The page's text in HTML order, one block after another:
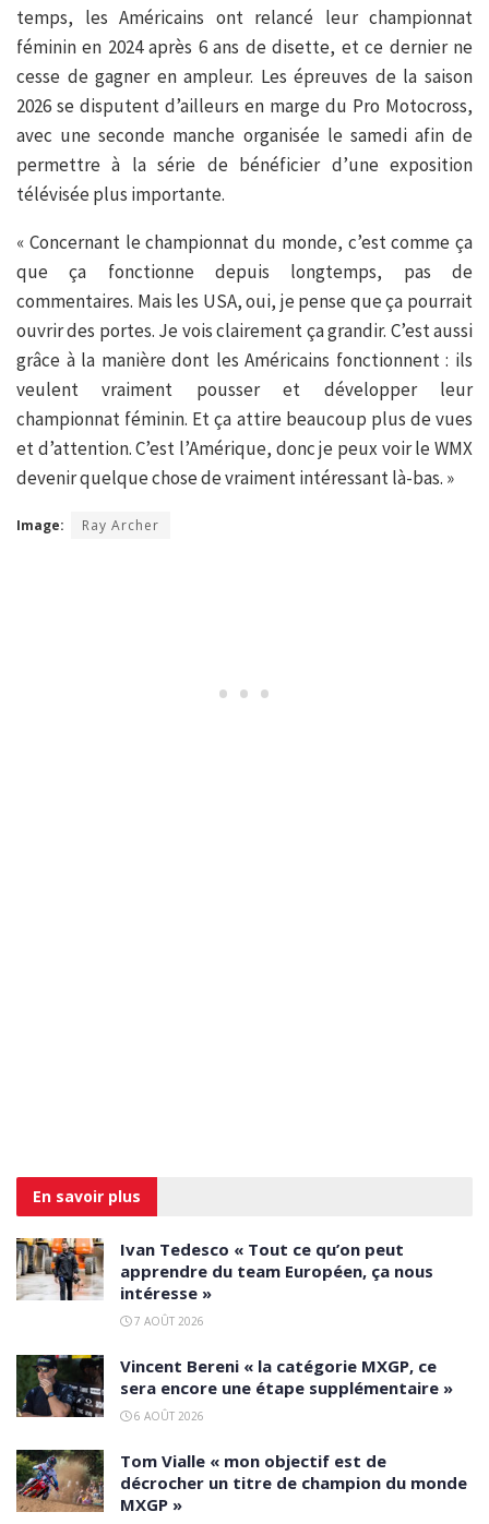
temps, les Américains ont relancé leur championnat
féminin en 2024 après 6 ans de disette, et ce dernier ne
cesse de gagner en ampleur. Les épreuves de la saison
2026 se disputent d’ailleurs en marge du Pro Motocross,
avec une seconde manche organisée le samedi afin de
permettre à la série de bénéficier d’une exposition
télévisée plus importante.
« Concernant le championnat du monde, c’est comme ça
que ça fonctionne depuis longtemps, pas de
commentaires. Mais les USA, oui, je pense que ça pourrait
ouvrir des portes. Je vois clairement ça grandir. C’est aussi
grâce à la manière dont les Américains fonctionnent : ils
veulent vraiment pousser et développer leur
championnat féminin. Et ça attire beaucoup plus de vues
et d’attention. C’est l’Amérique, donc je peux voir le WMX
devenir quelque chose de vraiment intéressant là-bas. »
Image: Ray Archer
En savoir plus
Ivan Tedesco « Tout ce qu’on peut
apprendre du team Européen, ça nous
intéresse »
7 AOÛT 2026
Vincent Bereni « la catégorie MXGP, ce
sera encore une étape supplémentaire »
6 AOÛT 2026
Tom Vialle « mon objectif est de
décrocher un titre de champion du monde
MXGP »